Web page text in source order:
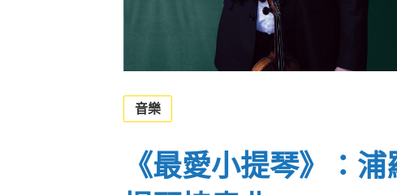
音樂
《最愛小提琴》：